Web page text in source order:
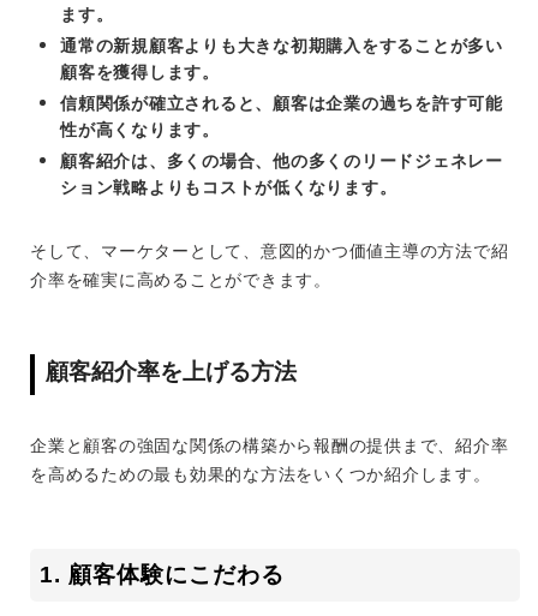
ます。
通常の新規顧客よりも大きな初期購入をすることが多い
顧客を獲得します。
信頼関係が確立されると、顧客は企業の過ちを許す可能
性が高くなります。
顧客紹介は、多くの場合、他の多くのリードジェネレー
ション戦略よりもコストが低くなります。
そして、マーケターとして、意図的かつ価値主導の方法で紹
介率を確実に高めることができます。
顧客紹介率を上げる方法
企業と顧客の強固な関係の構築から報酬の提供まで、紹介率
を高めるための最も効果的な方法をいくつか紹介します。
1. 顧客体験にこだわる